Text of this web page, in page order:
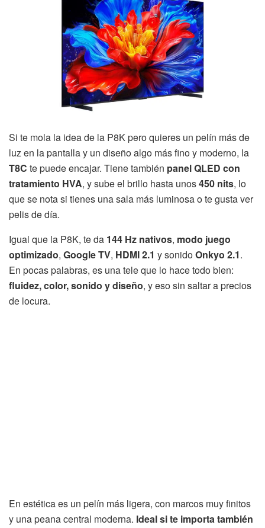
Si te mola la idea de la P8K pero quieres un pelín más de
luz en la pantalla y un diseño algo más fino y moderno, la
T8C te puede encajar. Tiene también panel QLED con
tratamiento HVA, y sube el brillo hasta unos450 nits, lo
que se nota si tienes una sala más luminosa o te gusta ver
pelis de día.
Igual que la P8K, te da 144 Hz nativos, modo juego
optimizado, Google TV, HDMI 2.1 y sonidoOnkyo 2.1.
En pocas palabras, es una tele que lo hace todo bien:
fluidez, color, sonido y diseño, y eso sin saltar a precios
de locura.
En estética es un pelín más ligera, con marcos muy finitos
y una peana central moderna. Ideal si te importa también